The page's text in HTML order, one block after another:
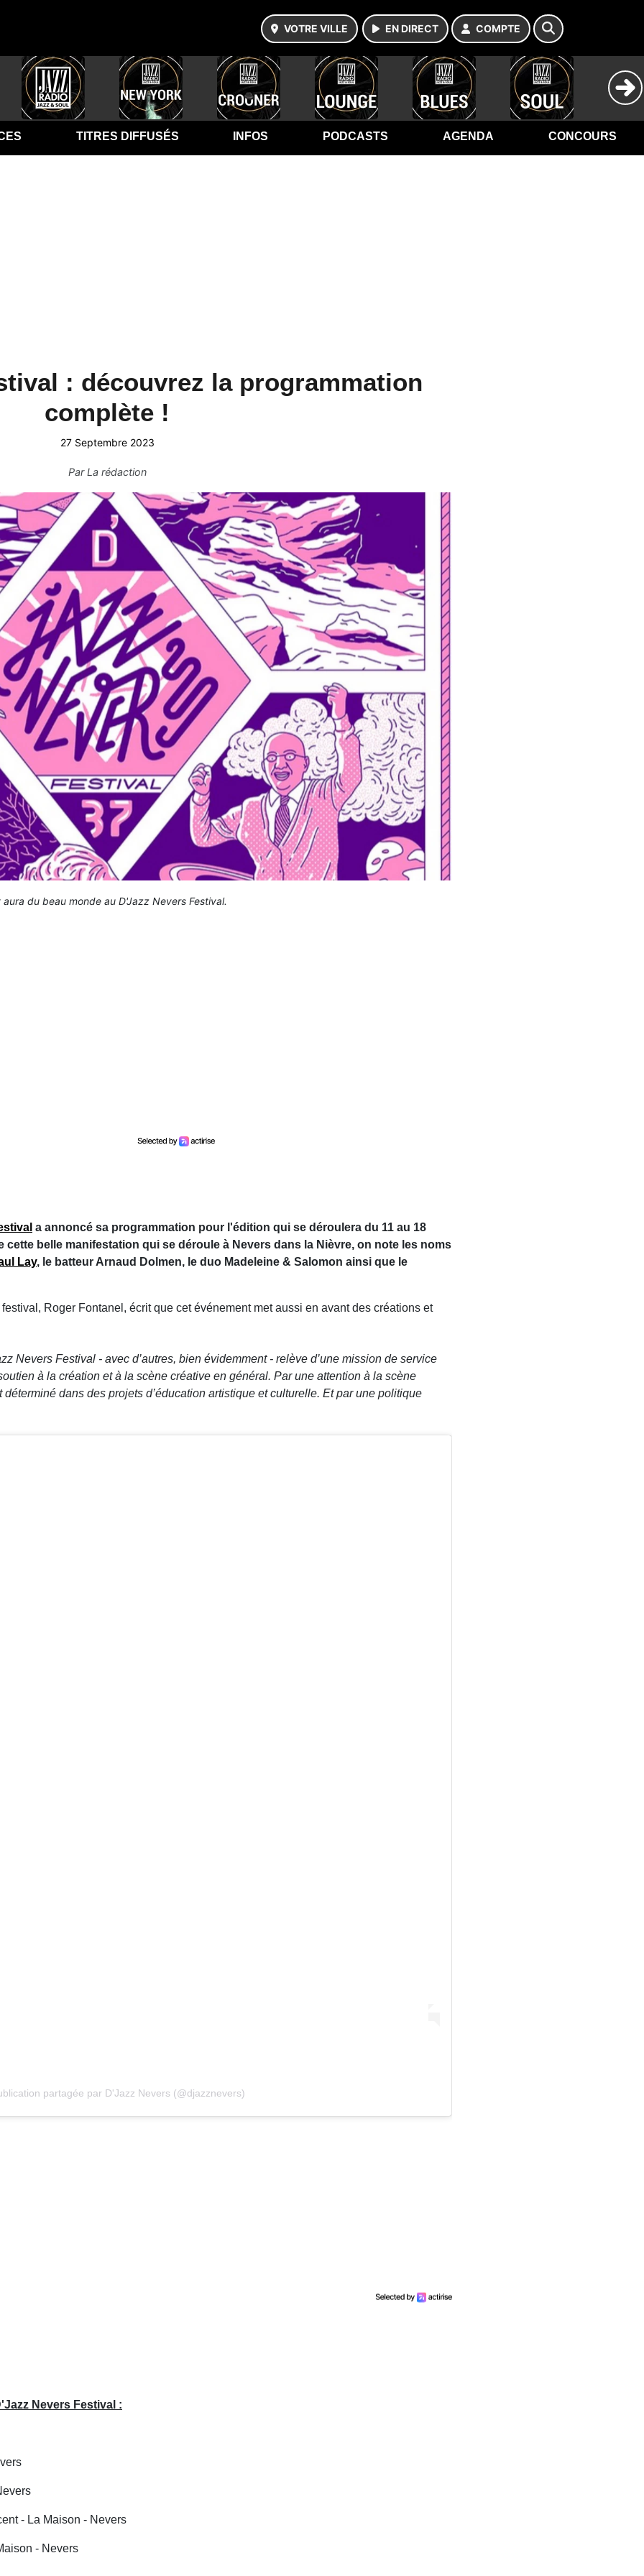
VOTRE VILLE EN DIRECT COMPTE
TITRES DIFFUSÉS INFOS PODCASTS AGENDA CONCOURS
: découvrez la programmation
complète !
27 Septembre 2023
ParLa rédaction
aura du beau monde au D'Jazz Nevers Festival.
a annoncé sa programmation pour l'édition qui se déroulera du 11 au 18
cette belle manifestation qui se déroule à Nevers dans la Nièvre, on note les noms
Lay, le batteur Arnaud Dolmen, le duo Madeleine & Salomon ainsi que le
Roger Fontanel, écrit que cet événement met aussi en avant des créations et
Nevers Festival - avec d’autres, bien évidemment - relève d’une mission de service
à la création et à la scène créative en général. Par une attention à la scène
dans des projets d’éducation artistique et culturelle. Et par une politique
partagée par D'Jazz Nevers (@djazznevers)
Nevers Festival :
- La Maison - Nevers
- Nevers